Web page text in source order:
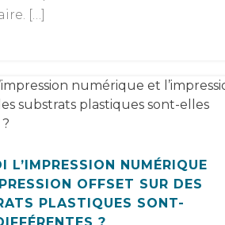
[…]
L’IMPRESSION NUMÉRIQUE
OFFSET SUR DES
PLASTIQUES SONT-